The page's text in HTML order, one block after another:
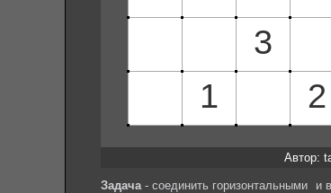
Автор:
Задача - соединить горизонтальными и